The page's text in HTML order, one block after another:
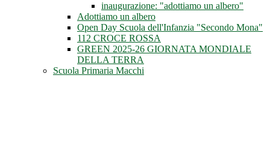
inaugurazione: "adottiamo un albero"
Adottiamo un albero
Open Day Scuola dell'Infanzia "Secondo Mona"
112 CROCE ROSSA
GREEN 2025-26 GIORNATA MONDIALE
DELLA TERRA
Scuola Primaria Macchi